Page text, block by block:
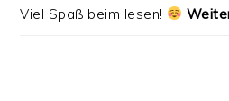
Viel Spaß beim lesen!